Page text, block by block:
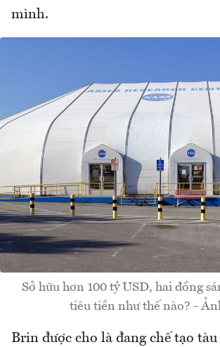
mình.
Sở hữu hơn 100 tỷ USD, hai đồng
tiêu tiền như thế nào? -
Brin được cho là đang chế tạo